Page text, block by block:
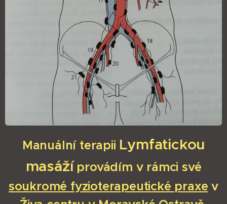
Manuální terapii Lymfatickou
masážíprovádím v rámci své
soukromé fyzioterapeutické praxe v